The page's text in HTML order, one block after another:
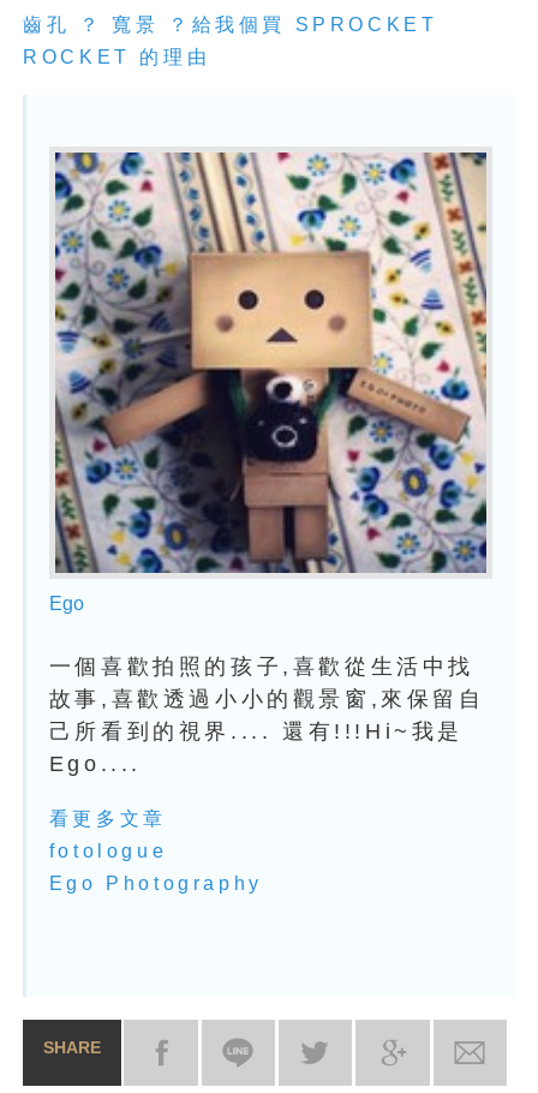
齒孔 ？ 寬景 ？給我個買 SPROCKET
ROCKET 的理由
Ego
一個喜歡拍照的孩子,喜歡從生活中找
故事,喜歡透過小小的觀景窗,來保留自
己所看到的視界.... 還有!!!Hi~我是
Ego....
看更多文章
fotologue
Ego Photography
SHARE